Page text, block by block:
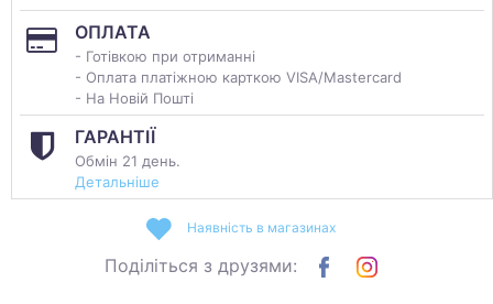
ОПЛАТА
- Готівкою при отриманні
- Оплата платіжною карткою VISA/Mastercard
- На Новій Пошті
ГАРАНТІЇ
Обмін 21 день.
Детальніше
Наявність в магазинах
Поділіться з друзями: